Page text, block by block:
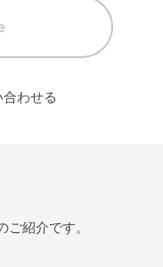
わせる
紹介です。